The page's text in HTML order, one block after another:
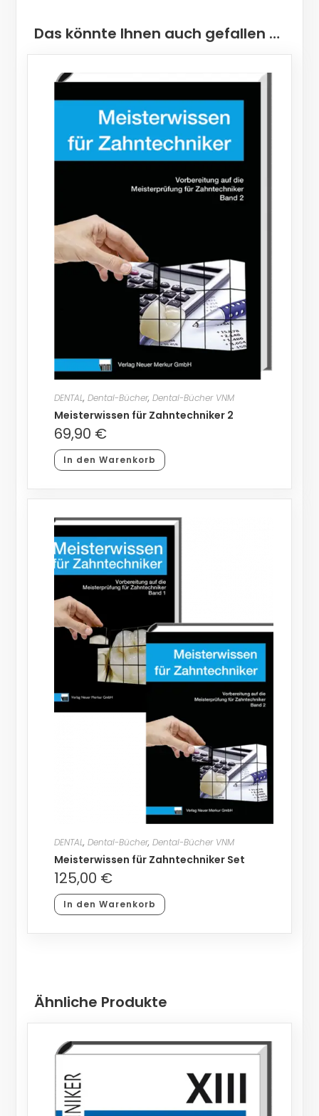
Das könnte Ihnen auch gefallen …
DENTAL, Dental-Bücher, Dental-Bücher VNM
Meisterwissen für Zahntechniker 2
69,90 €
In den Warenkorb
DENTAL, Dental-Bücher, Dental-Bücher VNM
Meisterwissen für Zahntechniker Set
125,00 €
In den Warenkorb
Ähnliche Produkte